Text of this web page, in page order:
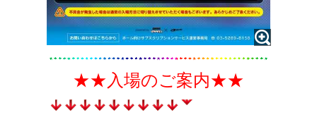
★★入場のご案内★★